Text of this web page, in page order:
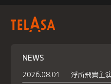
NEWS
2026.08.01